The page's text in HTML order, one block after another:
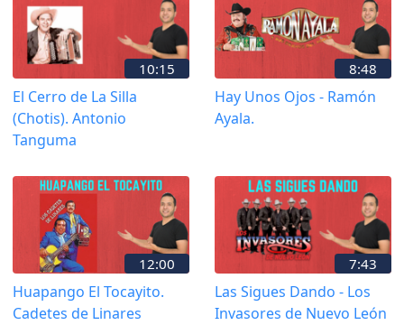
10:15
El Cerro de La Silla
(Chotis). Antonio
Tanguma
8:48
Hay Unos Ojos - Ramón
Ayala.
12:00
Huapango El Tocayito.
Cadetes de Linares
7:43
Las Sigues Dando - Los
Invasores de Nuevo León